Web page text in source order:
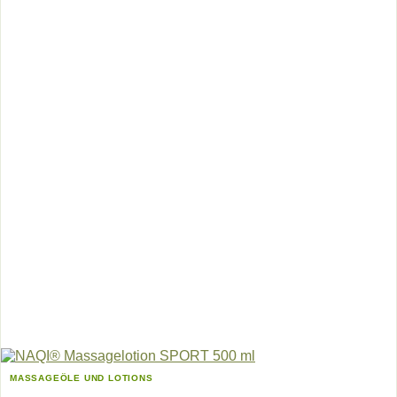
MASSAGEÖLE UND LOTIONS